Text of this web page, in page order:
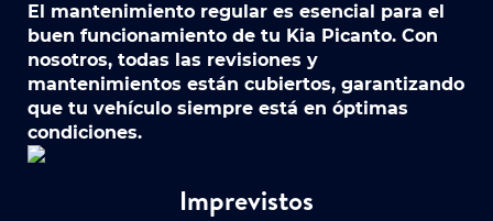
El mantenimiento regular es esencial para el
buen funcionamiento de tu Kia Picanto. Con
nosotros, todas las revisiones y
mantenimientos están cubiertos, garantizando
que tu vehículo siempre está en óptimas
condiciones.
Imprevistos